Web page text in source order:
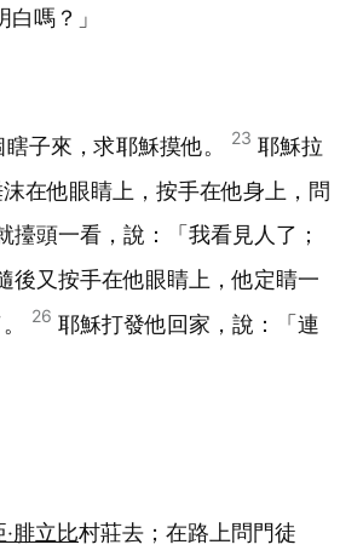
嗎？」
瞎子來，求耶穌摸他。 23 耶穌拉
在他眼睛上，按手在他身上，問
擡頭一看，說：「我看見人了；
後又按手在他眼睛上，他定睛一
26 耶穌打發他回家，說：「連
腓立比村莊去；在路上問門徒